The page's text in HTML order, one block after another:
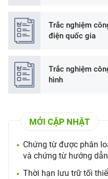
Trắc nghiệm
điện quốc gia
Trắc nghiệm
hình
MỚI CẬP NHẬT
Chứng từ được phân
và chứng từ hướng
Thời hạn lưu trữ tối